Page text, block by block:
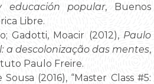
educación popular, Buenos
Libre.
Gadotti, Moacir (2012), Paulo
a descolonização das mentes,
Paulo Freire.
(2016), “Master Class #5: